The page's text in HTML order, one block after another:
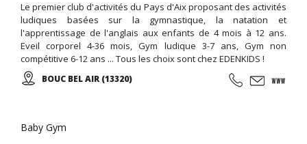
Le premier club d'activités du Pays d'Aix proposant des activités
ludiques basées sur la gymnastique, la natation et
l'apprentissage de l'anglais aux enfants de 4 mois à 12 ans.
Eveil corporel 4-36 mois, Gym ludique 3-7 ans, Gym non
compétitive 6-12 ans ... Tous les choix sont chez EDENKIDS !
BOUC BEL AIR (13320)
Baby Gym